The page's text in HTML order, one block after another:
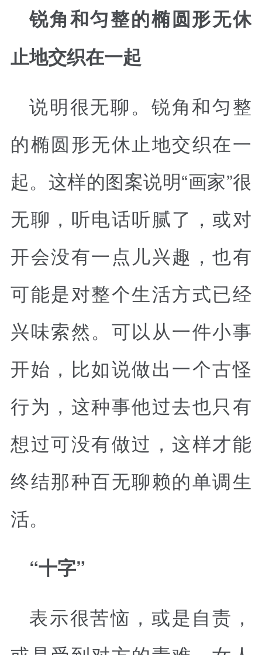
锐角和匀整的椭圆形无休
止地交织在一起
说明很无聊。锐角和匀整
的椭圆形无休止地交织在一
起。这样的图案说明“画家”很
无聊，听电话听腻了，或对
开会没有一点儿兴趣，也有
可能是对整个生活方式已经
兴味索然。可以从一件小事
开始，比如说做出一个古怪
行为，这种事他过去也只有
想过可没有做过，这样才能
终结那种百无聊赖的单调生
活。
“十字”
表示很苦恼，或是自责，